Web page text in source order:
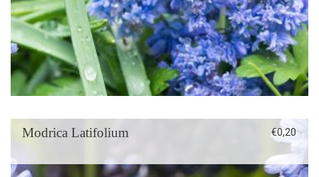
Modrica Latifolium €0,20